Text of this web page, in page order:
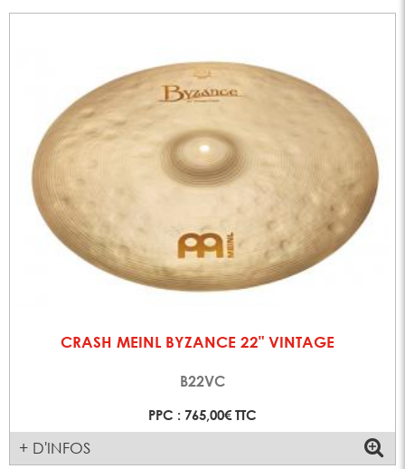
CRASH MEINL BYZANCE 22" VINTAGE
B22VC
PPC : 765,00€ TTC
+ D'INFOS